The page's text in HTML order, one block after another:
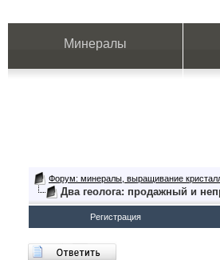
Минералы
Форум: минералы, выращивание
Два геолога: продажный и
Регистрация